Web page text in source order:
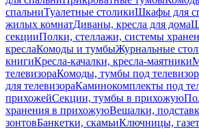
спальниТуалетные столикиШкафы для
жилых комнатДиваны, кресла для дома
секцииПолки, стеллажи, системы
креслаКомоды и тумбыЖурнальные
книгиКресла-качалки, кресла-маятники
телевизораКомоды, тумбы под телевизор
для телевизораКаминокомплекты под
прихожейСекции, тумбы в прихожую
хранения в прихожуюВешалки,
зонтовБанкетки, скамьиКлючницы,